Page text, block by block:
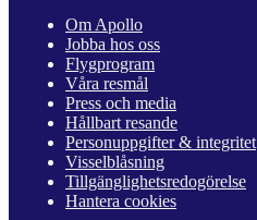
Om Apollo
Jobba hos oss
Flygprogram
Våra resmål
Press och media
Hållbart resande
Personuppgifter & integritet
Visselblåsning
Tillgänglighetsredogörelse
Hantera cookies